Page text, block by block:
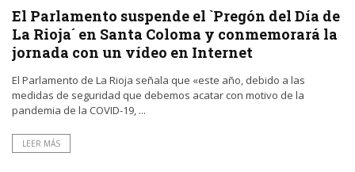
El Parlamento suspende el `Pregón del Día de
La Rioja´ en Santa Coloma y conmemorará la
jornada con un vídeo en Internet
El Parlamento de La Rioja señala que «este año, debido a las
medidas de seguridad que debemos acatar con motivo de la
pandemia de la COVID-19, ...
LEER MÁS